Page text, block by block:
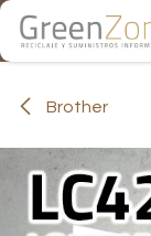
Ir al contenido
Brother